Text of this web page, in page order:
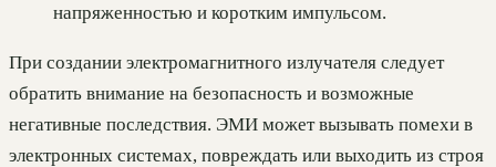
напряженностью и коротким импульсом.
При создании электромагнитного излучателя следует
обратить внимание на безопасность и возможные
негативные последствия. ЭМИ может вызывать помехи в
электронных системах, повреждать или выходить из строя